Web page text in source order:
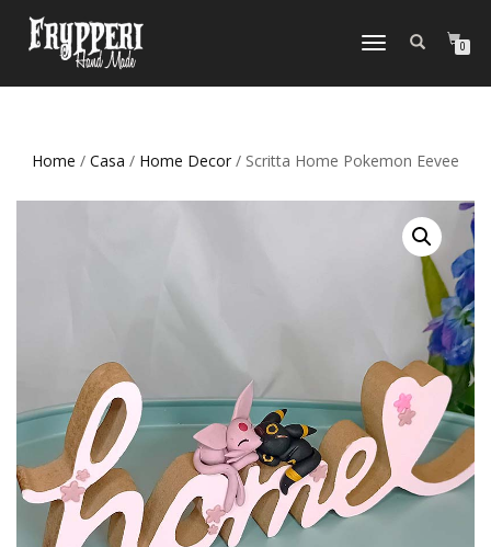
NAVIGAZIONE
0
Home / Casa / Home Decor / Scritta Home Pokemon Eevee